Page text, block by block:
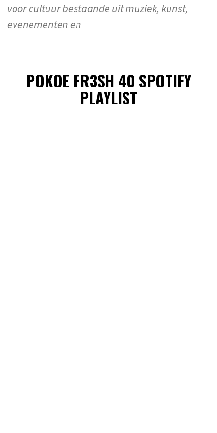
voor cultuur bestaande uit muziek, kunst,
evenementen en
POKOE FR3SH 40 SPOTIFY
PLAYLIST